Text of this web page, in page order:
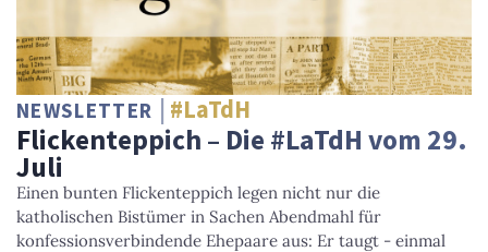
NEWSLETTER #LaTdH
Flickenteppich – Die #LaTdH vom 29.
Juli
Einen bunten Flickenteppich legen nicht nur die
katholischen Bistümer in Sachen Abendmahl für
konfessionsverbindende Ehepaare aus: Er taugt - einmal